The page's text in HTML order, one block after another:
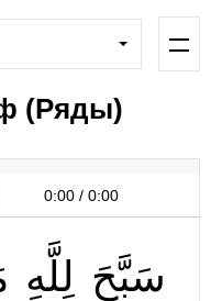
(Ряды)
0:00 / 0:00
سَبَّحَ لِلَّهِ